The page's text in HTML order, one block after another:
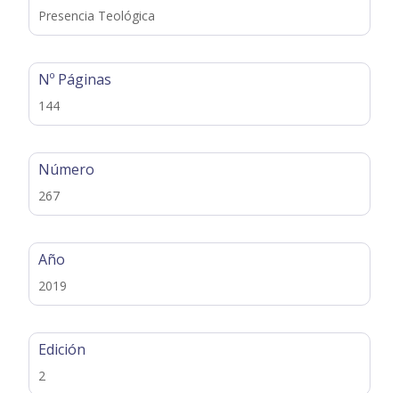
Presencia Teológica
Nº Páginas
144
Número
267
Año
2019
Edición
2